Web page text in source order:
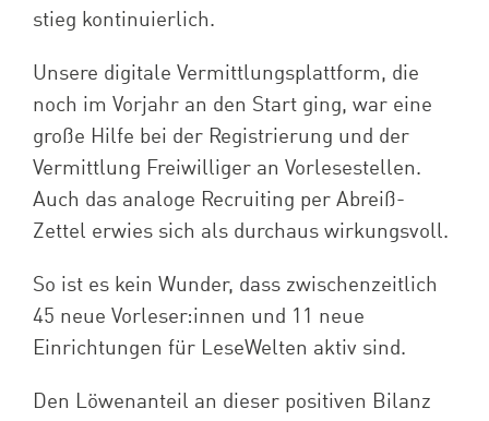
stieg kontinuierlich.
Unsere digitale Vermittlungsplattform, die
noch im Vorjahr an den Start ging, war eine
große Hilfe bei der Registrierung und der
Vermittlung Freiwilliger an Vorlesestellen.
Auch das analoge Recruiting per Abreiß-
Zettel erwies sich als durchaus wirkungsvoll.
So ist es kein Wunder, dass zwischenzeitlich
45 neue Vorleser:innen und 11 neue
Einrichtungen für LeseWelten aktiv sind.
Den Löwenanteil an dieser positiven Bilanz